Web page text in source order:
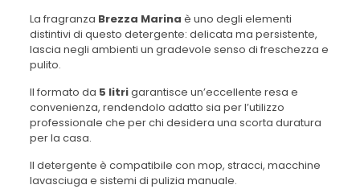
La fragranza Brezza Marina è uno degli elementi
distintivi di questo detergente: delicata ma persistente,
lascia negli ambienti un gradevole senso di freschezza e
pulito.
Il formato da 5 litrigarantisce un’eccellente resa e
convenienza, rendendolo adatto sia per l’utilizzo
professionale che per chi desidera una scorta duratura
per la casa.
Il detergente è compatibile con mop, stracci, macchine
lavasciuga e sistemi di pulizia manuale.